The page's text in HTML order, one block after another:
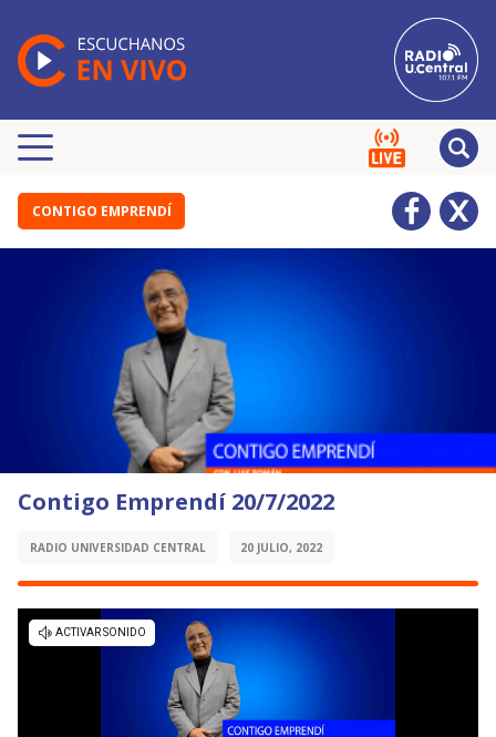
CONTIGO EMPRENDÍ
Contigo Emprendí 20/7/2022
RADIO UNIVERSIDAD CENTRAL 20 JULIO, 2022